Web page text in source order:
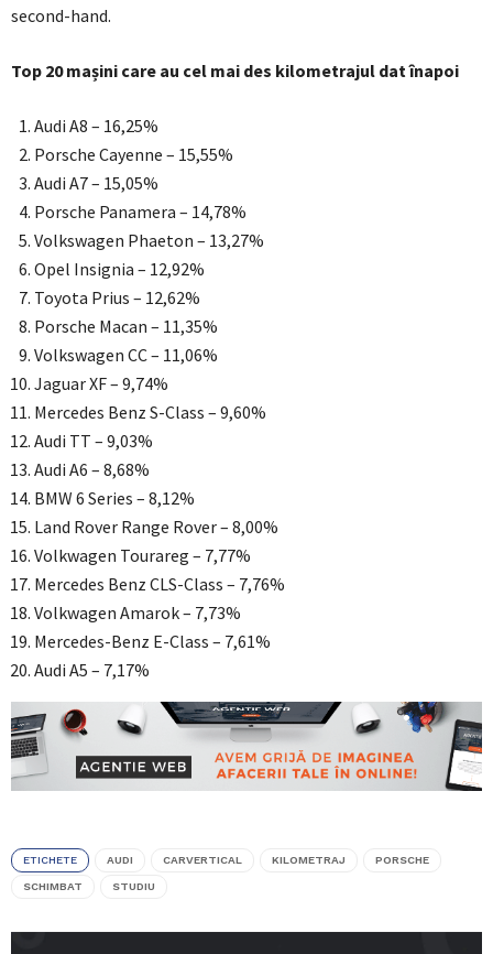
second-hand.
Top 20 mașini care au cel mai des kilometrajul dat înapoi
Audi A8 – 16,25%
Porsche Cayenne – 15,55%
Audi A7 – 15,05%
Porsche Panamera – 14,78%
Volkswagen Phaeton – 13,27%
Opel Insignia – 12,92%
Toyota Prius – 12,62%
Porsche Macan – 11,35%
Volkswagen CC – 11,06%
Jaguar XF – 9,74%
Mercedes Benz S-Class – 9,60%
Audi TT – 9,03%
Audi A6 – 8,68%
BMW 6 Series – 8,12%
Land Rover Range Rover – 8,00%
Volkwagen Tourareg – 7,77%
Mercedes Benz CLS-Class – 7,76%
Volkwagen Amarok – 7,73%
Mercedes-Benz E-Class – 7,61%
Audi A5 – 7,17%
ETICHETE AUDI CARVERTICAL KILOMETRAJ PORSCHE
SCHIMBAT STUDIU